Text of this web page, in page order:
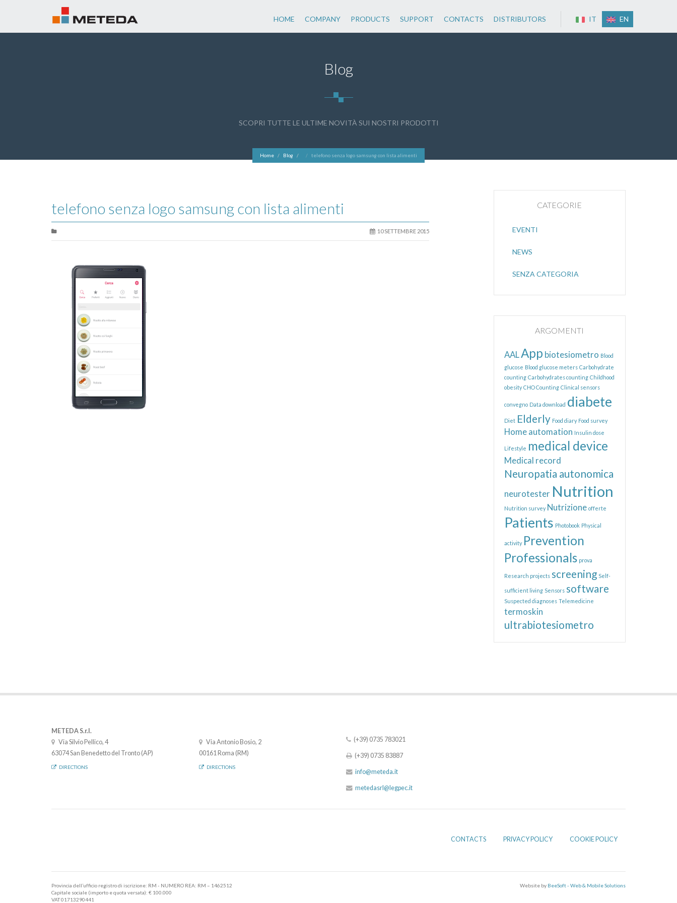
IT EN
HOME COMPANY PRODUCTS SUPPORT CONTACTS DISTRIBUTORS
Blog
SCOPRI TUTTE LE ULTIME NOVITÀ SUI NOSTRI PRODOTTI
Home Blog telefono senza logo samsung con lista alimenti
telefono senza logo samsung con lista alimenti
10 SETTEMBRE 2015
CATEGORIE
EVENTI
NEWS
SENZA CATEGORIA
ARGOMENTI
AALApp biotesiometro Blood
glucose Blood glucose meters Carbohydrate
counting Carbohydrates counting Childhood
obesity CHO Counting Clinical sensors
convegno Data download diabete
Diet Elderly Food diary Food survey
Home automation Insulin dose
Lifestyle medical device
Medical record
Neuropatia autonomica
neurotester Nutrition
Nutrition survey Nutrizione offerte
Patients Photobook Physical
activity Prevention
Professionals prova
Research projects screening Self-
sufficient living Sensors software
Suspected diagnoses Telemedicine
termoskin
ultrabiotesiometro
METEDA S.r.l.
Via Silvio Pellico, 4
63074 San Benedetto del Tronto (AP)
DIRECTIONS
Via Antonio Bosio, 2
00161 Roma (RM)
DIRECTIONS
(+39) 0735 783021
(+39) 0735 83887
info@meteda.it
metedasrl@legpec.it
CONTACTS PRIVACY POLICY COOKIE POLICY
Provincia dell’ufficio registro di iscrizione: RM - NUMERO REA: RM – 1462512
Capitale sociale (importo e quota versata): € 100.000
VAT 01713290441
Website by BeeSoft - Web & Mobile Solutions